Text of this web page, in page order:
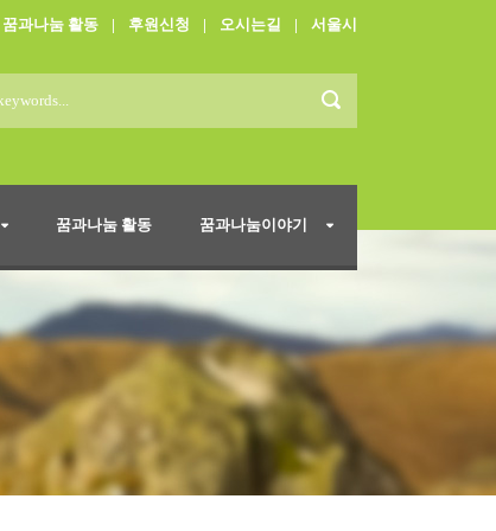
꿈과나눔 활동 | 후원신청 | 오시는길 | 서울시
꿈과나눔 활동 꿈과나눔이야기